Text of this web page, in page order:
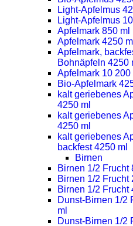
Light-Apfelmus
Light-Apfelmus
Apfelmark 850 ml
Apfelmark 4250 ml
Apfelmark,
Bohnäpfeln 4250
Apfelmark 10 200
Bio-Apfelmark
kalt geriebenes
4250 ml
kalt geriebenes
4250 ml
kalt geriebenes
backfest 4250 ml
Birnen
Birnen 1/2 Frucht
Birnen 1/2 Frucht
Birnen 1/2 Frucht
Dunst-Birnen 1/2
ml
Dunst-Birnen 1/2